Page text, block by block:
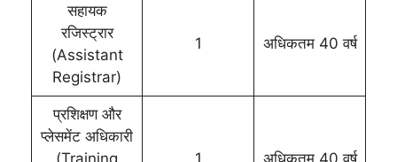
सहायक
रजिस्ट्रार
(Assistant
Registrar)
1 अधिकतम 40 वर्ष
प्रशिक्षण और
प्लेसमेंट अधिकारी
(Training
1 अधिकतम 40 वर्ष